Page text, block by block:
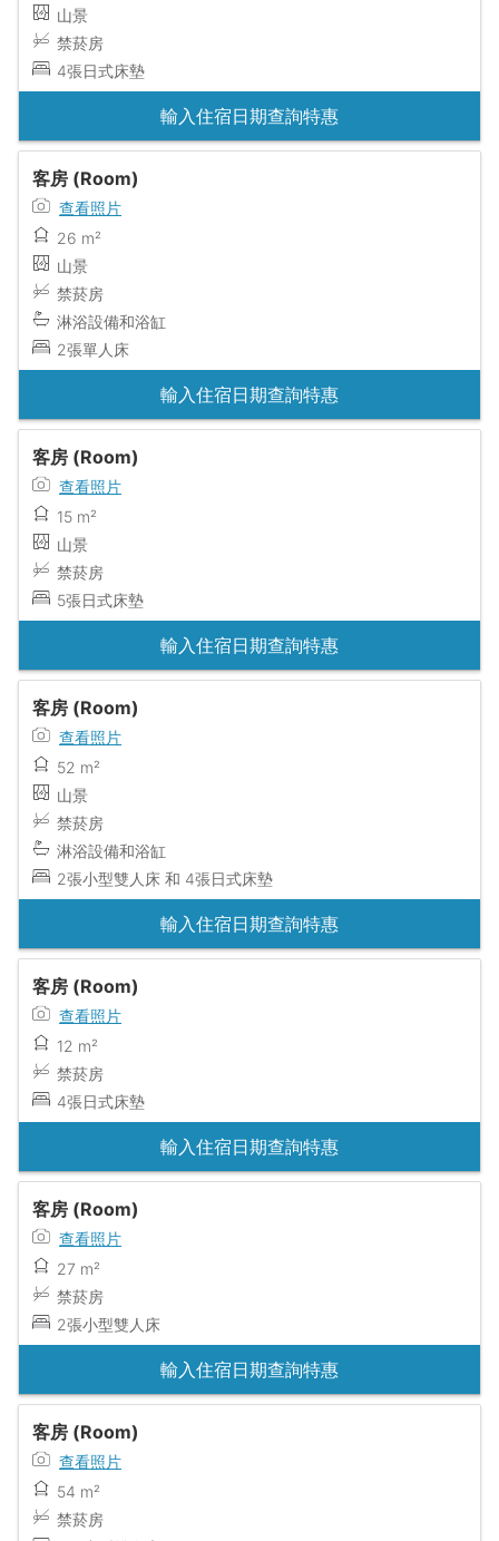
山景
禁菸房
4張日式床墊
輸入住宿日期查詢特惠
客房 (Room)
查看照片
26 m²
山景
禁菸房
淋浴設備和浴缸
2張單人床
輸入住宿日期查詢特惠
客房 (Room)
查看照片
15 m²
山景
禁菸房
5張日式床墊
輸入住宿日期查詢特惠
客房 (Room)
查看照片
52 m²
山景
禁菸房
淋浴設備和浴缸
2張小型雙人床 和 4張日式床墊
輸入住宿日期查詢特惠
客房 (Room)
查看照片
12 m²
禁菸房
4張日式床墊
輸入住宿日期查詢特惠
客房 (Room)
查看照片
27 m²
禁菸房
2張小型雙人床
輸入住宿日期查詢特惠
客房 (Room)
查看照片
54 m²
禁菸房